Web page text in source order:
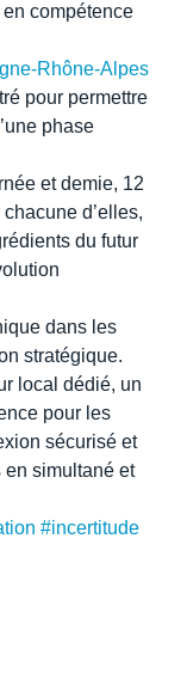
compétence
Rhône-Alpes
pour permettre
phase
et demie, 12
d’elles,
du futur
dans les
stratégique.
local dédié, un
pour les
sécurisé et
en simultané et
#incertitude